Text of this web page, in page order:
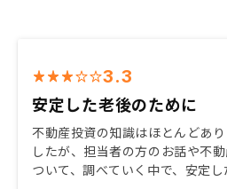
3.3
安定した老後のために
不動産投資の知識はほとんどあ
したが、担当者の方のお話や不
ついて、調べていく中で、安定